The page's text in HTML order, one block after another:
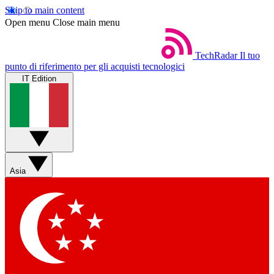
Skip to main content
Open menu Close main menu
TechRadar Il tuo
punto di riferimento per gli acquisti tecnologici
IT Edition
Asia